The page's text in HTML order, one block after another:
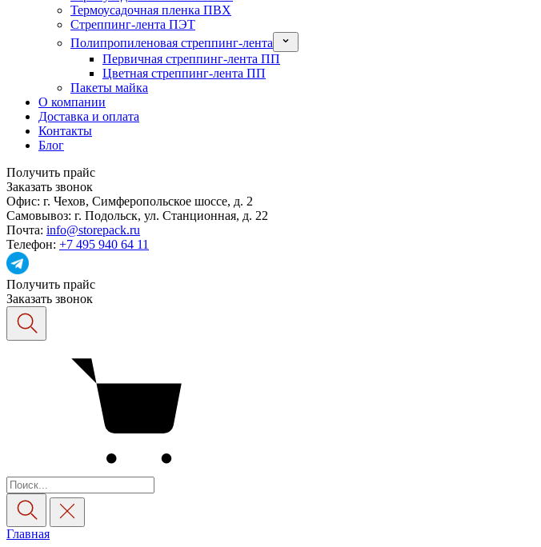
Термоусадочная пленка ПВХ
Стреппинг-лента ПЭТ
Полипропиленовая стреппинг-лента
Первичная стреппинг-лента ПП
Цветная стреппинг-лента ПП
Пакеты майка
О компании
Доставка и оплата
Контакты
Блог
Получить прайс
Заказать звонок
Офис: г. Чехов, Симферопольское шоссе, д. 2
Самовывоз: г. Подольск, ул. Станционная, д. 22
Почта: info@storepack.ru
Телефон: +7 495 940 64 11
Получить прайс
Заказать звонок
Главная